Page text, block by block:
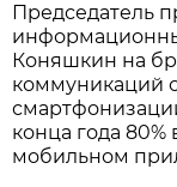
Председатель
Коняшкин на
коммуникаций
конца года 80%
мобильном